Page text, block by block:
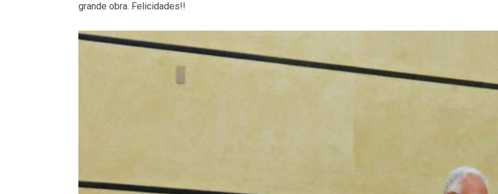
grande obra. Felicidades!!